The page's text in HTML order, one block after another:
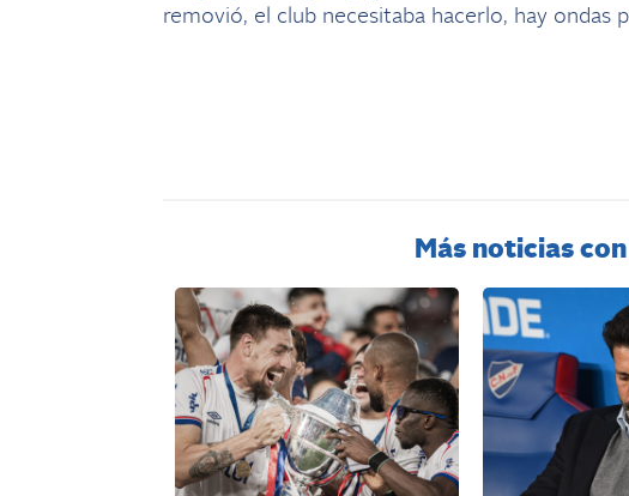
removió, el club necesitaba hacerlo, hay ondas
Más noticias